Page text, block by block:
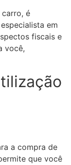
é
em
fiscais e
você,
a compra de
que você